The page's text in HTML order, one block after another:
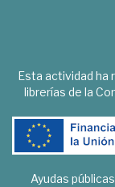
Esta actividad ha
librerías de la
Ayudas